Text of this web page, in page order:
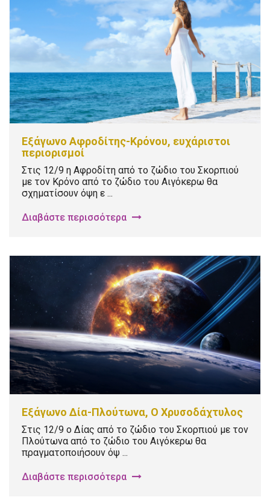
Εξάγωνο Αφροδίτης-Κρόνου, ευχάριστοι
περιορισμοί
Στις 12/9 η Αφροδίτη από το ζώδιο του Σκορπιού
με τον Κρόνο από το ζώδιο του Αιγόκερω θα
σχηματίσουν όψη ε ...
Διαβάστε περισσότερα
Εξάγωνο Δία-Πλούτωνα, Ο Χρυσοδάχτυλος
Στις 12/9 ο Δίας από το ζώδιο του Σκορπιού με τον
Πλούτωνα από το ζώδιο του Αιγόκερω θα
πραγματοποιήσουν όψ ...
Διαβάστε περισσότερα